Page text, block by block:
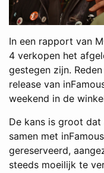
In een rapport van
4 verkopen het
gestegen zijn.
release van
weekend in de
De kans is groot dat
samen met
gereserveerd,
steeds moeilijk te